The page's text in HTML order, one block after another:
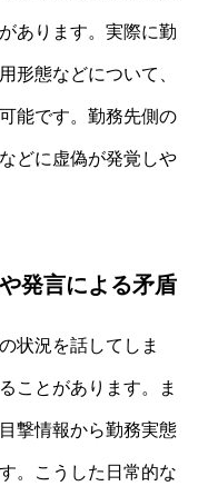
あります。実際に勤
形態などについて、
能です。勤務先側の
どに虚偽が発覚しや
発言による矛盾
状況を話してしま
ことがあります。ま
撃情報から勤務実態
。こうした日常的な